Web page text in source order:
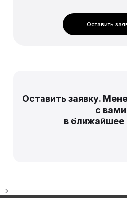
Оставить
Оставить заявку.
с вами
в ближайшее
-->